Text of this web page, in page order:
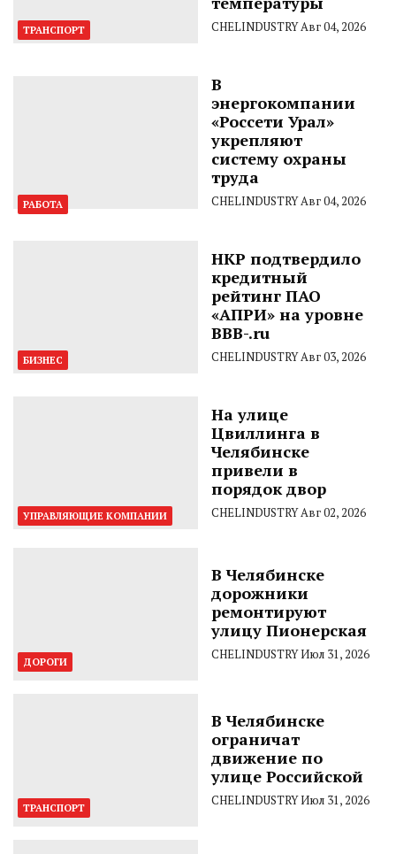
ТРАНСПОРТ CHELINDUSTRYАвг 04, 2026
РАБОТА
В
энергокомпании
«Россети Урал»
укрепляют
систему охраны
труда
CHELINDUSTRYАвг 04, 2026
БИЗНЕС
НКР подтвердило
кредитный
рейтинг ПАО
«АПРИ» на уровне
BBB-.ru
CHELINDUSTRYАвг 03, 2026
УПРАВЛЯЮЩИЕ КОМПАНИИ
На улице
Цвиллинга в
Челябинске
привели в
порядок двор
CHELINDUSTRYАвг 02, 2026
ДОРОГИ
В Челябинске
дорожники
ремонтируют
улицу Пионерская
CHELINDUSTRYИюл 31, 2026
ТРАНСПОРТ
В Челябинске
ограничат
движение по
улице Российской
CHELINDUSTRYИюл 31, 2026